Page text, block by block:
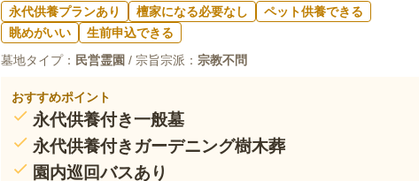
口コミの続きを読む
永代供養プランあり 檀家になる必要なし
ペット供養できる
眺めがいい
生前申込できる
墓地タイプ： 民営霊園 / 宗旨宗派： 宗教不問
おすすめポイント
永代供養付き一般墓
永代供養付きガーデニング樹木葬
園内巡回バスあり